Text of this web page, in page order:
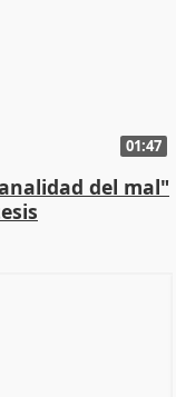
01:47
del mal"